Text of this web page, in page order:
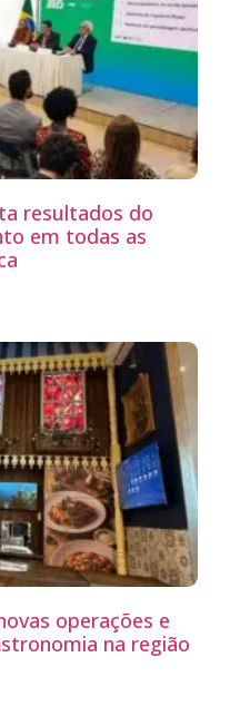
resultados do
em todas as
operações e
na região